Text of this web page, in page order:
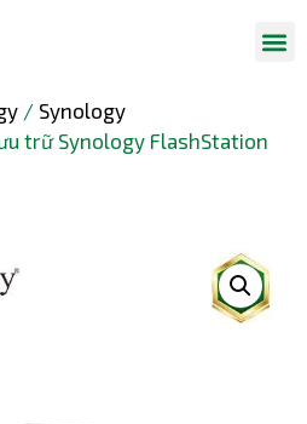
/ Synology
trữ Synology FlashStation